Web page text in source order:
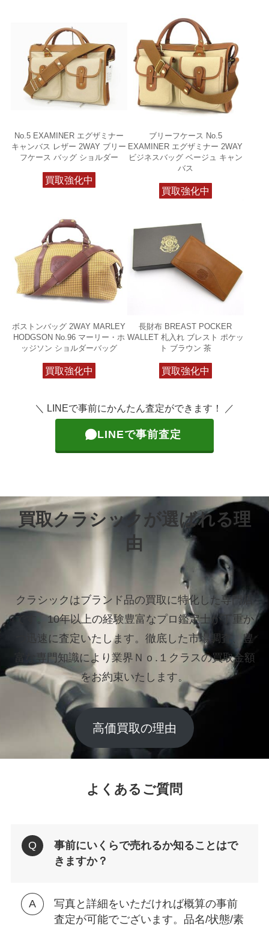
No.5 EXAMINER エグザミナー
キャンバス レザー 2WAY ブリー
フケース バッグ ショルダー
買取強化中
ブリーフケース No.5
EXAMINER エグザミナー 2WAY
ビジネスバッグ ベージュ キャン
バス
買取強化中
ボストンバッグ 2WAY MARLEY
HODGSON No.96 マーリー・ホ
ッジソン ショルダーバッグ
買取強化中
長財布 BREAST POCKER
WALLET 札入れ ブレスト ポケッ
ト ブラウン 茶
買取強化中
＼ LINEで事前にかんたん査定ができます！ ／
LINEで事前査定
買取クラシックが選ばれる理
由
クラシックはブランド品の買取に特化した専門店
です。10年以上の経験豊富なプロ鑑定士が丁重か
つ迅速に査定いたします。 徹底した市場調査、豊
富な専門知識により業界Ｎｏ.１クラスの買取金額
をお約束いたします。
高価買取の理由
よくあるご質問
事前にいくらで売れるか知ることはで
きますか？
写真と詳細をいただければ概算の事前
査定が可能でございます。品名/状態/素